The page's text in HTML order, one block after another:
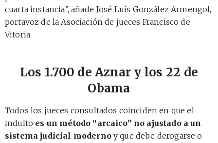
cuarta instancia”, añade José Luís González Armengol,
portavoz de la Asociación de jueces Francisco de
Vitoria.
Los 1.700 de Aznar y los 22 de
Obama
Todos los jueces consultados coinciden en que el
indulto es un método “arcaico” no ajustado a un
sistema judicial modernoy que debe derogarse o